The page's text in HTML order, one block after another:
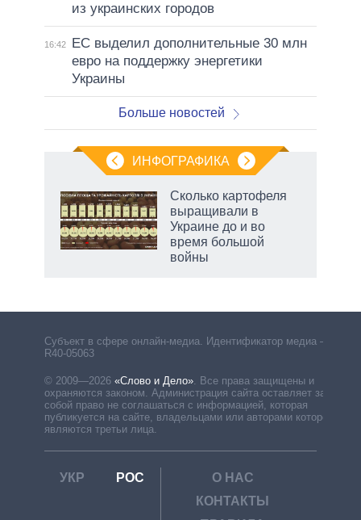
из украинских городов
16:42
ЕС выделил дополнительные 30 млн
евро на поддержку энергетики
Украины
Больше новостей
ИНФОГРАФИКА
Сколько картофеля
выращивали в
Украине до и во
время большой
войны
Субъект в сфере онлайн-медиа. Идентификатор медиа –
R40-05063
© 2009—2026 «Слово и Дело». Все права защищены и
охраняются законом. Администрация сайта оставляет за
собой право не соглашаться с информацией, которая
публикуется на сайте, владельцами или авторами которой
являются третьи лица.
УКР РОС
О НАС
КОНТАКТЫ